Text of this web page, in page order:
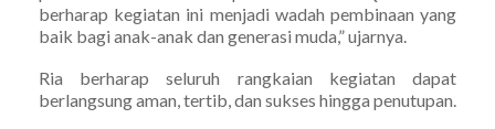
berharap kegiatan ini menjadi wadah pembinaan yang
baik bagi anak-anak dan generasi muda,” ujarnya.
Ria berharap seluruh rangkaian kegiatan dapat
berlangsung aman, tertib, dan sukses hingga penutupan.